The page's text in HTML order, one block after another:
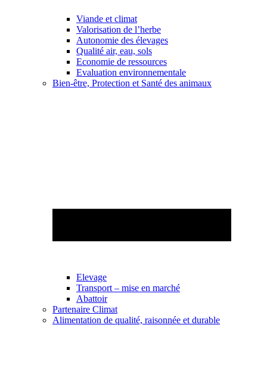
Viande et climat
Valorisation de l’herbe
Autonomie des élevages
Qualité air, eau, sols
Economie de ressources
Evaluation environnementale
Bien-être, Protection et Santé des animaux
Elevage
Transport – mise en marché
Abattoir
Partenaire Climat
Alimentation de qualité, raisonnée et durable